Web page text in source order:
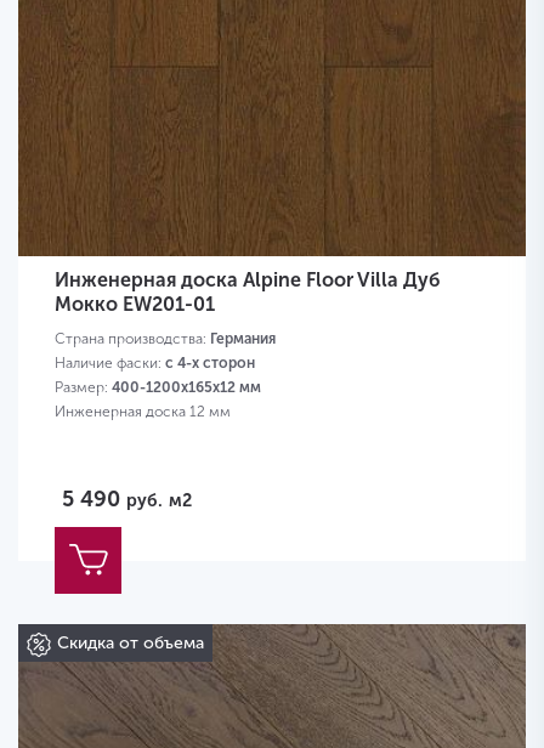
Инженерная доска Alpine Floor Villa Дуб
Мокко EW201-01
Страна производства: Германия
Наличие фаски: с 4-х сторон
Размер: 400-1200х165х12 мм
Инженерная доска 12 мм
5 490 руб. м2
Скидка от объема